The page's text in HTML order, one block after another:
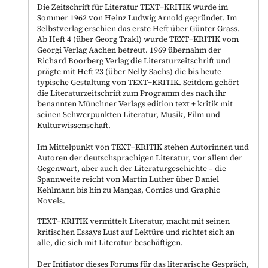
Die Zeitschrift für Literatur TEXT+KRITIK wurde im
Sommer 1962 von Heinz Ludwig Arnold gegründet. Im
Selbstverlag erschien das erste Heft über Günter Grass.
Ab Heft 4 (über Georg Trakl) wurde TEXT+KRITIK vom
Georgi Verlag Aachen betreut. 1969 übernahm der
Richard Boorberg Verlag die Literaturzeitschrift und
prägte mit Heft 23 (über Nelly Sachs) die bis heute
typische Gestaltung von TEXT+KRITIK. Seitdem gehört
die Literaturzeitschrift zum Programm des nach ihr
benannten Münchner Verlags edition text + kritik mit
seinen Schwerpunkten Literatur, Musik, Film und
Kulturwissenschaft.
Im Mittelpunkt von TEXT+KRITIK stehen Autorinnen und
Autoren der deutschsprachigen Literatur, vor allem der
Gegenwart, aber auch der Literaturgeschichte – die
Spannweite reicht von Martin Luther über Daniel
Kehlmann bis hin zu Mangas, Comics und Graphic
Novels.
TEXT+KRITIK vermittelt Literatur, macht mit seinen
kritischen Essays Lust auf Lektüre und richtet sich an
alle, die sich mit Literatur beschäftigen.
Der Initiator dieses Forums für das literarische Gespräch,